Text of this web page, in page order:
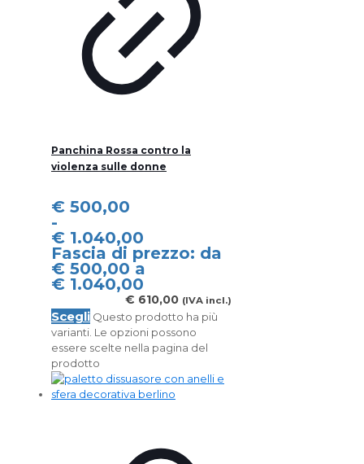
Panchina Rossa contro la
violenza sulle donne
€ 500,00
-
€ 1.040,00
Fascia di prezzo: da
€ 500,00 a
€ 1.040,00
€ 610,00 (IVA incl.)
Scegli Questo prodotto ha più
varianti. Le opzioni possono
essere scelte nella pagina del
prodotto